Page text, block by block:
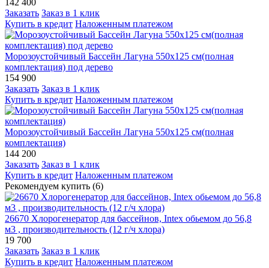
142 400
Заказать Заказ в 1 клик
Купить в кредит Наложенным платежом
Морозоустойчивый Бассейн Лагуна 550х125 см(полная
комплектация) под дерево
154 900
Заказать Заказ в 1 клик
Купить в кредит Наложенным платежом
Морозоустойчивый Бассейн Лагуна 550х125 см(полная
комплектация)
144 200
Заказать Заказ в 1 клик
Купить в кредит Наложенным платежом
Рекомендуем купить (6)
26670 Хлорогенератор для бассейнов, Intex обьемом до 56,8
м3 , производительность (12 г/ч хлора)
19 700
Заказать Заказ в 1 клик
Купить в кредит Наложенным платежом